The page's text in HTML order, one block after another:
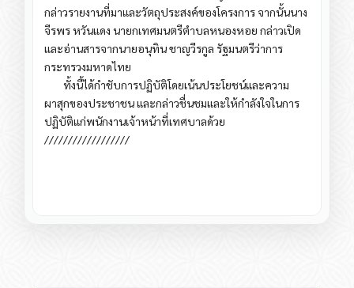
กล่าวรายงานที่มาและวัตถุประสงค์ของโครงการ จากนั้นนาง
จีรพร หวันแดง นายกเทศมนตรีตำบลหนองหอย กล่าวเปิด
และอ่านสารจากนายอนุทิน ชาญวีรกูล รัฐมนตรีว่าการ
กระทรวงมหาดไทย
ทั้งนี้ได้กำชับการปฏิบัติโดยเน้นประโยชน์และความ
ผาสุกของประชาชน และกล่าวชื่นชมและให้กำลังใจในการ
ปฏิบัติแก่พนักงานเจ้าหน้าที่เทศบาลด้วย
//////////////////